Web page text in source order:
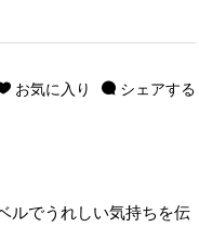
シェアする
お気に入り
ルでうれしい気持ちを伝